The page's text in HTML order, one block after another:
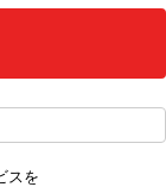
スを